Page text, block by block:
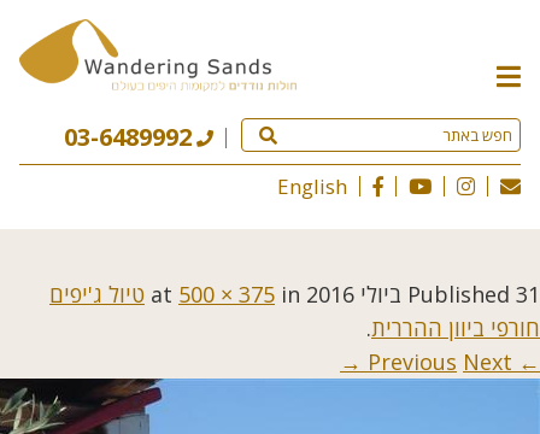
תפריט
האתר
03-6489992
English
Published 31 ביולי 2016 500 × 375 in
טיול ג'יפים
חורפי ביוון ההררית.
← Previous
Next →